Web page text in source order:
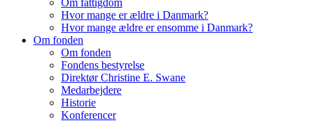
Om fattigdom
Hvor mange er ældre i Danmark?
Hvor mange ældre er ensomme i Danmark?
Om fonden
Om fonden
Fondens bestyrelse
Direktør Christine E. Swane
Medarbejdere
Historie
Konferencer